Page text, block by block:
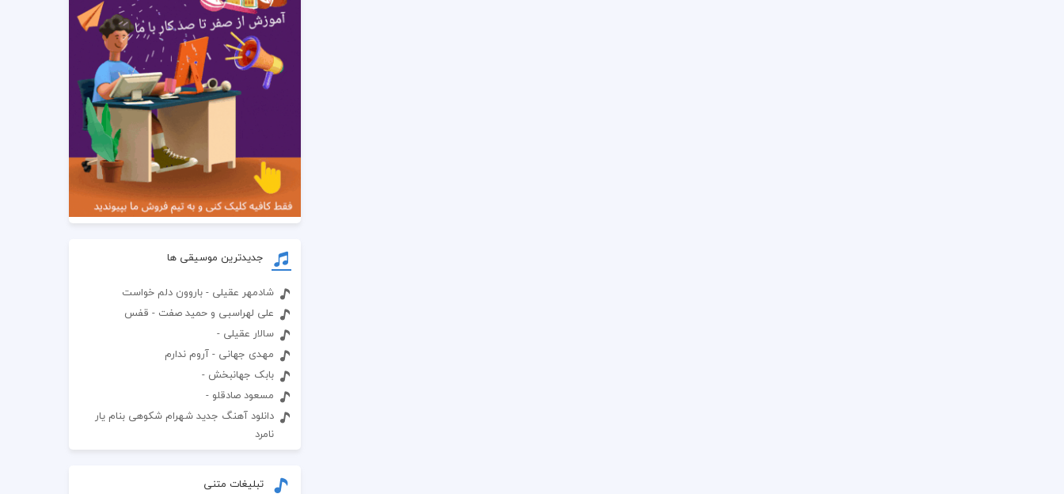
جدیدترین موسیقی ها
شادمهر عقیلی - باروون دلم خواست
علی لهراسبی و حمید صفت - قفس
سالار عقیلی -
مهدی جهانی - آروم ندارم
بابک جهانبخش -
مسعود صادقلو -
دانلود آهنگ جدید شهرام شکوهی بنام یار
نامرد
تبلیغات متنی